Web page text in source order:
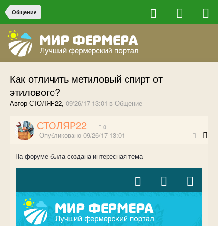
Общение
Как отличить метиловый спирт от
этилового?
Автор СТОЛЯР22, 09/26/17 13:01 в Общение
СТОЛЯР22 0
Опубликовано 09/26/17 13:01
На форуме была создана интересная тема